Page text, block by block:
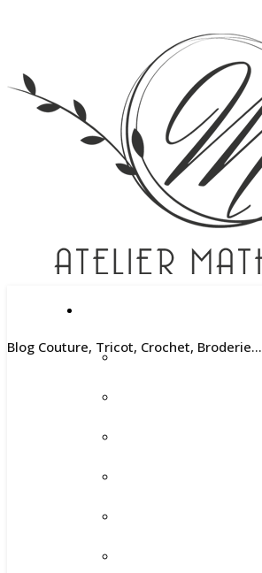
Blog Couture, Tricot, Crochet, Broderie…